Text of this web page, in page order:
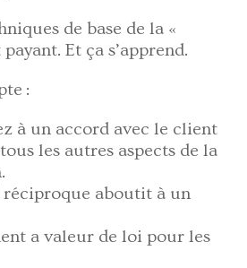
de base de la «
Et ça s’apprend.
:
à un accord avec le client
les autres aspects de la
aboutit à un
a valeur de loi pour les